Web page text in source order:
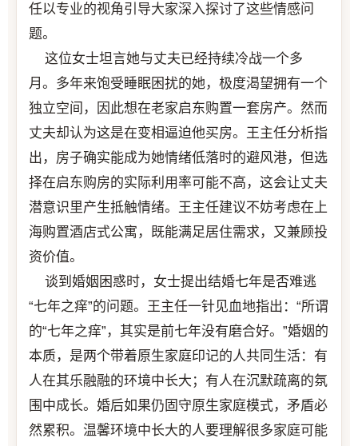
任以专业的视角引导大家深入探讨了这些情感问
题。
这位女士坦言她与丈夫已经持续冷战一个多
月。多年来饱受睡眠困扰的她，极度渴望拥有一个
独立空间，因此想在老家启东购置一套房产。然而
丈夫却认为这是在变相逼迫他买房。王主任分析指
出，房子确实能成为她情绪低落时的避风港，但选
择在启东购房的实际利用率可能不高，这会让丈夫
潜意识里产生抵触情绪。王主任建议不妨考虑在上
海购置酒店式公寓，既能满足居住需求，又兼顾投
资价值。
谈到婚姻困惑时，女士提出结婚七年是否难逃
“七年之痒”的问题。王主任一针见血地指出：“所谓
的“七年之痒”，其实是前七年没有磨合好。”婚姻的
本质，是两个带着原生家庭印记的人共同生活：有
人在其乐融融的环境中长大；有人在沉默疏离的氛
围中成长。婚后如果仍固守原生家庭模式，矛盾必
然累积。温馨环境中长大的人要理解很多家庭可能